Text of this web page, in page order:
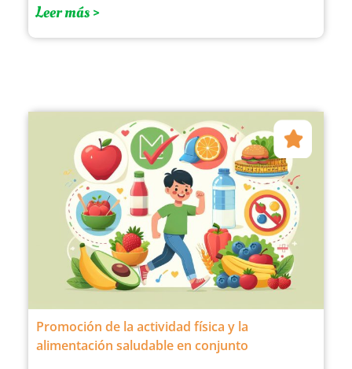
Leer más >
Promoción de la actividad física y la
alimentación saludable en conjunto